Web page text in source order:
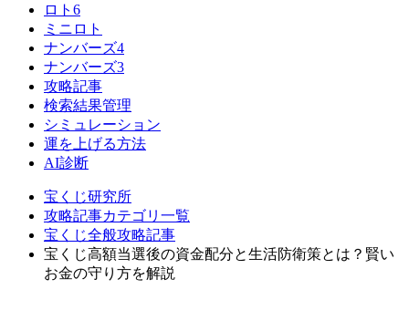
ロト6
ミニロト
ナンバーズ4
ナンバーズ3
攻略記事
検索結果管理
シミュレーション
運を上げる方法
AI診断
宝くじ研究所
攻略記事カテゴリ一覧
宝くじ全般攻略記事
宝くじ高額当選後の資金配分と生活防衛策とは？賢い
お金の守り方を解説